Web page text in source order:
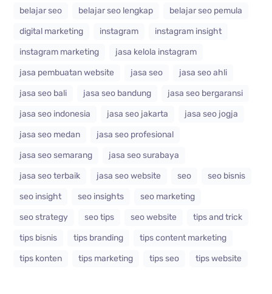
belajar seo
belajar seo lengkap
belajar seo pemula
digital marketing
instagram
instagram insight
instagram marketing
jasa kelola instagram
jasa pembuatan website
jasa seo
jasa seo ahli
jasa seo bali
jasa seo bandung
jasa seo bergaransi
jasa seo indonesia
jasa seo jakarta
jasa seo jogja
jasa seo medan
jasa seo profesional
jasa seo semarang
jasa seo surabaya
jasa seo terbaik
jasa seo website seo
seo bisnis
seo insight
seo insights
seo marketing
seo strategy
seo tips seo website
tips and trick
tips bisnis
tips branding
tips content marketing
tips konten
tips marketing tips seo tips website